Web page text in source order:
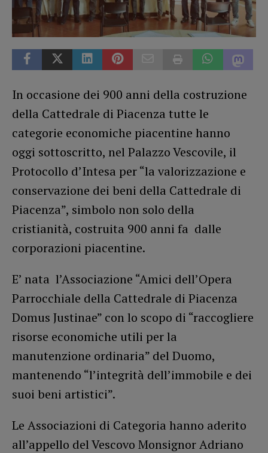
In occasione dei 900 anni della costruzione
della Cattedrale di Piacenza tutte le
categorie economiche piacentine hanno
oggi sottoscritto, nel Palazzo Vescovile, il
Protocollo d’Intesa per “la valorizzazione e
conservazione dei beni della Cattedrale di
Piacenza”, simbolo non solo della
cristianità, costruita 900 anni fa dalle
corporazioni piacentine.
E’ nata l’Associazione “Amici dell’Opera
Parrocchiale della Cattedrale di Piacenza
Domus Justinae” con lo scopo di “raccogliere
risorse economiche utili per la
manutenzione ordinaria” del Duomo,
mantenendo “l’integrità dell’immobile e dei
suoi beni artistici”.
Le Associazioni di Categoria hanno aderito
all’appello del Vescovo Monsignor Adriano